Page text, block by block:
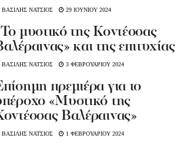
ΒΑΣΙΛΗΣ ΝΑΤΣΙΟΣ 29 ΙΟΥΝΙΟΥ 2024
μυστικό της Κοντέσσας
και της επιτυχίας
ΒΑΣΙΛΗΣ ΝΑΤΣΙΟΣ 3 ΦΕΒΡΟΥΑΡΙΟΥ 2024
πρεμιέρα για το
«Μυστικό της
Βαλέραινας»
ΒΑΣΙΛΗΣ ΝΑΤΣΙΟΣ 1 ΦΕΒΡΟΥΑΡΙΟΥ 2024